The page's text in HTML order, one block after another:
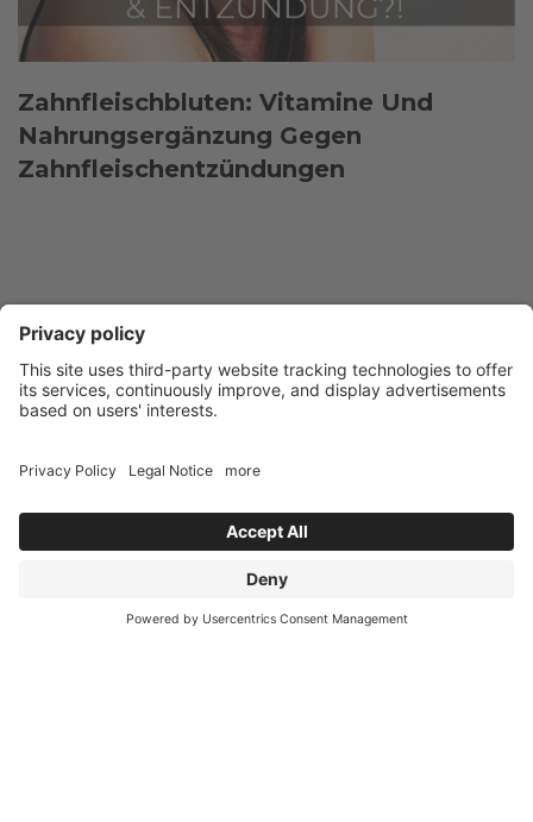
Zahnfleischbluten: Vitamine Und
Nahrungsergänzung Gegen
Zahnfleischentzündungen